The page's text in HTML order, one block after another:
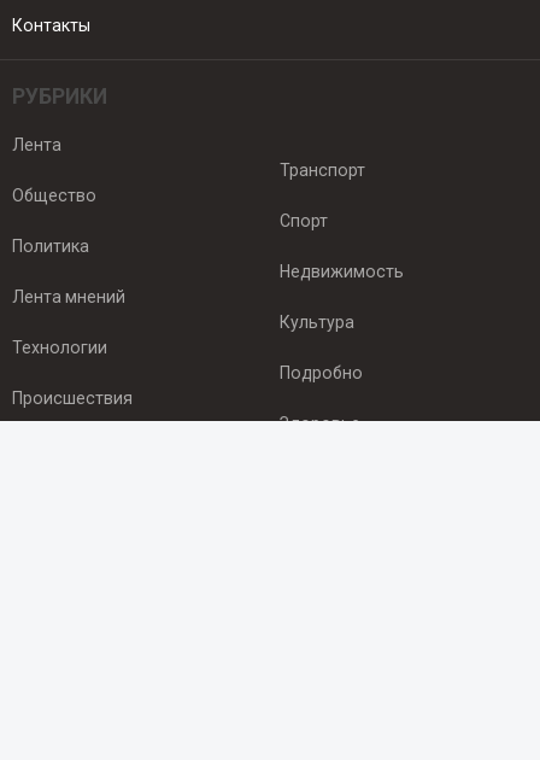
Контакты
РУБРИКИ
Лента
Общество
Политика
Лента мнений
Технологии
Происшествия
Транспорт
Спорт
Недвижимость
Культура
Подробно
Здоровье